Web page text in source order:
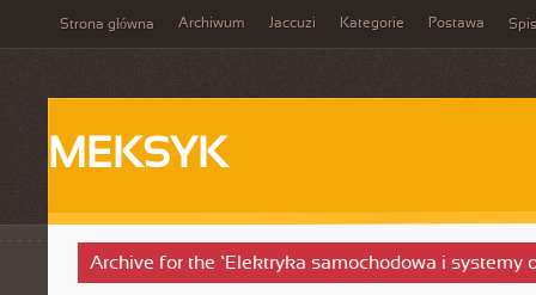
Strona główna Archiwum Jaccuzi Kategorie Postawa
MEKSYK
Archive for the ‘Elektryka samochodowa i systemy